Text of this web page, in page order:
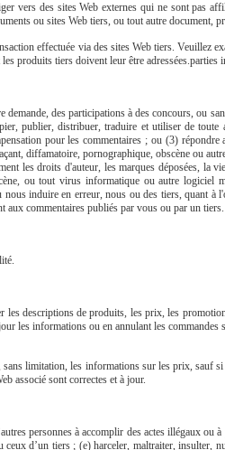
vers des sites Web externes qui ne sont pas
ou sites Web tiers, ou tout autre document,
effectuée via des sites Web tiers. Veuillez
produits tiers doivent leur être adressées.parties
des participations à des concours, ou
publier, distribuer, traduire et utiliser de toute
pour les commentaires ; ou (3)
diffamatoire, pornographique, obscène ou
les droits d'auteur, les marques déposées, la
ou tout virus informatique ou autre logiciel
induire en erreur, nous ou des tiers, quant à
aux commentaires publiés par vous ou par un tiers.
les descriptions de produits, les prix, les
les informations ou en annulant les commandes
limitation, les informations sur les prix, sauf
associé sont correctes et à jour.
personnes à accomplir des actes illégaux ou
d’un tiers ; (e) harceler, maltraiter, insulter,